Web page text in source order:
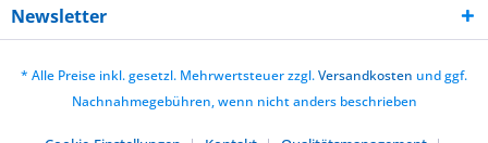
Newsletter
* Alle Preise inkl. gesetzl. Mehrwertsteuer zzgl.Versandkosten und ggf.
Nachnahmegebühren, wenn nicht anders beschrieben